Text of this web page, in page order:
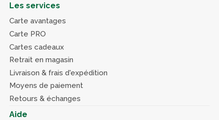
Les services
Carte avantages
Carte PRO
Cartes cadeaux
Retrait en magasin
Livraison & frais d'expédition
Moyens de paiement
Retours & échanges
Aide